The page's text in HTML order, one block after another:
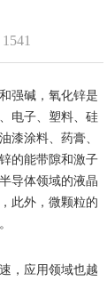
强碱，氧化锌是
电子、塑料、硅
漆涂料、药膏、
的能带隙和激子
导体领域的液晶
此外，微颗粒的
，应用领域也越